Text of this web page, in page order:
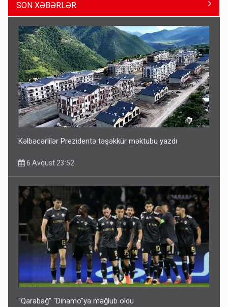
ŞOK! David Seliverstov ölkədən qaçdı
6 Avqust 14:14
Bu ölkələrə şəxsiyyət vəsiqəsi ilə gedə biləcəksiniz -
SİYAHI
6 Avqust 10:53
SON XƏBƏRLƏR
Kəlbəcərlilər Prezidentə təşəkkür məktubu yazdı
6 Avqust 23:52
"Qarabağ" "Dinamo"ya məğlub oldu